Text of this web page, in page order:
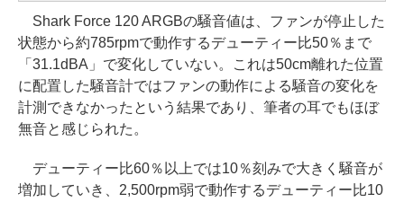
Shark Force 120 ARGBの騒音値は、ファンが停止した
状態から約785rpmで動作するデューティー比50％まで
「31.1dBA」で変化していない。これは50cm離れた位置
に配置した騒音計ではファンの動作による騒音の変化を
計測できなかったという結果であり、筆者の耳でもほぼ
無音と感じられた。
デューティー比60％以上では10％刻みで大きく騒音が
増加していき、2,500rpm弱で動作するデューティー比10